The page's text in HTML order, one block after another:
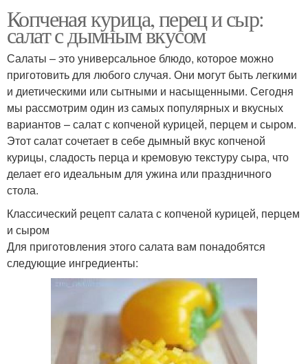
Копченая курица, перец и сыр:
салат с дымным вкусом
Салаты – это универсальное блюдо, которое можно
приготовить для любого случая. Они могут быть легкими
и диетическими или сытными и насыщенными. Сегодня
мы рассмотрим один из самых популярных и вкусных
вариантов – салат с копченой курицей, перцем и сыром.
Этот салат сочетает в себе дымный вкус копченой
курицы, сладость перца и кремовую текстуру сыра, что
делает его идеальным для ужина или праздничного
стола.
Классический рецепт салата с копченой курицей, перцем
и сыром
Для приготовления этого салата вам понадобятся
следующие ингредиенты: